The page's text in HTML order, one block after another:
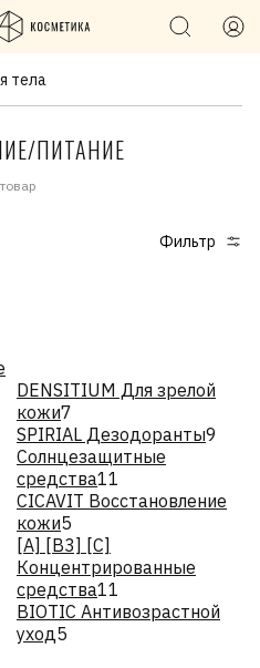
тела
ПИТАНИЕ
Фильтр
DENSITIUM Для зрелой
кожи7
SPIRIAL Дезодоранты9
Солнцезащитные
средства11
CICAVIT Восстановление
кожи5
[A] [B3] [C]
Концентрированные
средства11
BIOTIC Антивозрастной
уход5